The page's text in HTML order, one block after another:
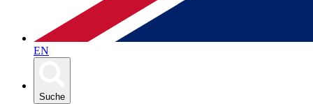
EN
Suche